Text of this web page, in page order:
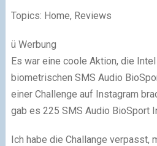
Topics: Home, Reviews
ü Werbung
Es war eine coole Aktion, die
biometrischen SMS Audio
einer Challenge auf Instagram
gab es 225 SMS Audio BioSport
Ich habe die Challange verpasst,